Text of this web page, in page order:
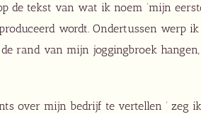
de tekst van wat ik noem ‘mijn
wordt. Ondertussen werp ik
rand van mijn joggingbroek
over mijn bedrijf te vertellen ‘ zeg